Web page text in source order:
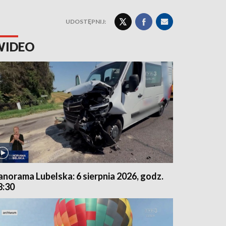
UDOSTĘPNIJ:
Lubelska: 6 sierpnia 2026, godz.